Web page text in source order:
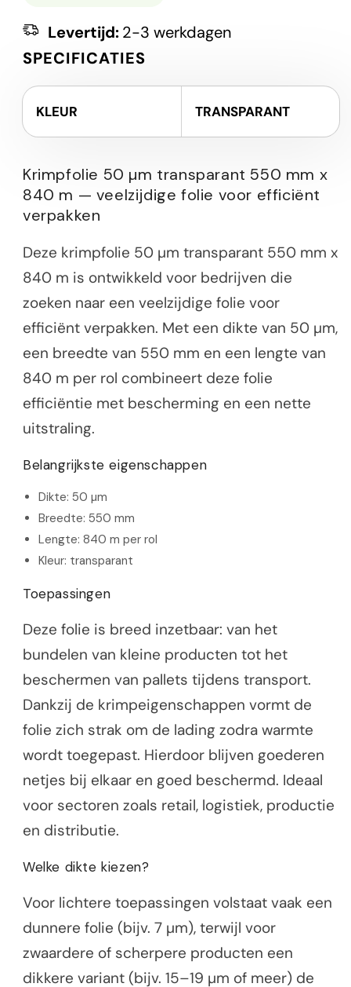
Levertijd:2-3 werkdagen
SPECIFICATIES
KLEUR TRANSPARANT
Krimpfolie 50 µm transparant 550 mm x
840 m — veelzijdige folie voor efficiënt
verpakken
Deze krimpfolie 50 µm transparant 550 mm x
840 m is ontwikkeld voor bedrijven die
zoeken naar een veelzijdige folie voor
efficiënt verpakken. Met een dikte van 50 µm,
een breedte van 550 mm en een lengte van
840 m per rol combineert deze folie
efficiëntie met bescherming en een nette
uitstraling.
Belangrijkste eigenschappen
Dikte: 50 µm
Breedte: 550 mm
Lengte: 840 m per rol
Kleur: transparant
Toepassingen
Deze folie is breed inzetbaar: van het
bundelen van kleine producten tot het
beschermen van pallets tijdens transport.
Dankzij de krimpeigenschappen vormt de
folie zich strak om de lading zodra warmte
wordt toegepast. Hierdoor blijven goederen
netjes bij elkaar en goed beschermd. Ideaal
voor sectoren zoals retail, logistiek, productie
en distributie.
Welke dikte kiezen?
Voor lichtere toepassingen volstaat vaak een
dunnere folie (bijv. 7 µm), terwijl voor
zwaardere of scherpere producten een
dikkere variant (bijv. 15–19 µm of meer) de